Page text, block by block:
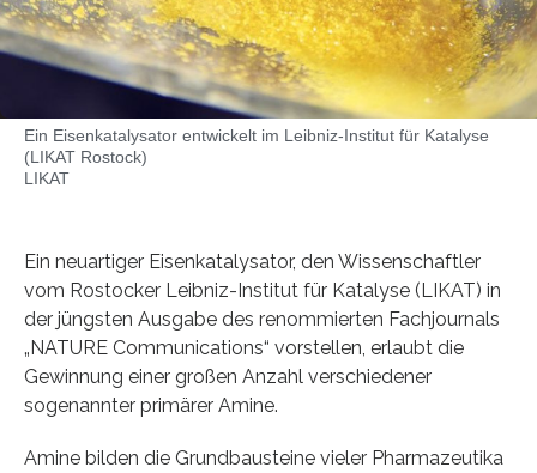
Ein Eisenkatalysator entwickelt im Leibniz-Institut für Katalyse
(LIKAT Rostock)
LIKAT
Ein neuartiger Eisenkatalysator, den Wissenschaftler
vom Rostocker Leibniz-Institut für Katalyse (LIKAT) in
der jüngsten Ausgabe des renommierten Fachjournals
„NATURE Communications“ vorstellen, erlaubt die
Gewinnung einer großen Anzahl verschiedener
sogenannter primärer Amine.
Amine bilden die Grundbausteine vieler Pharmazeutika